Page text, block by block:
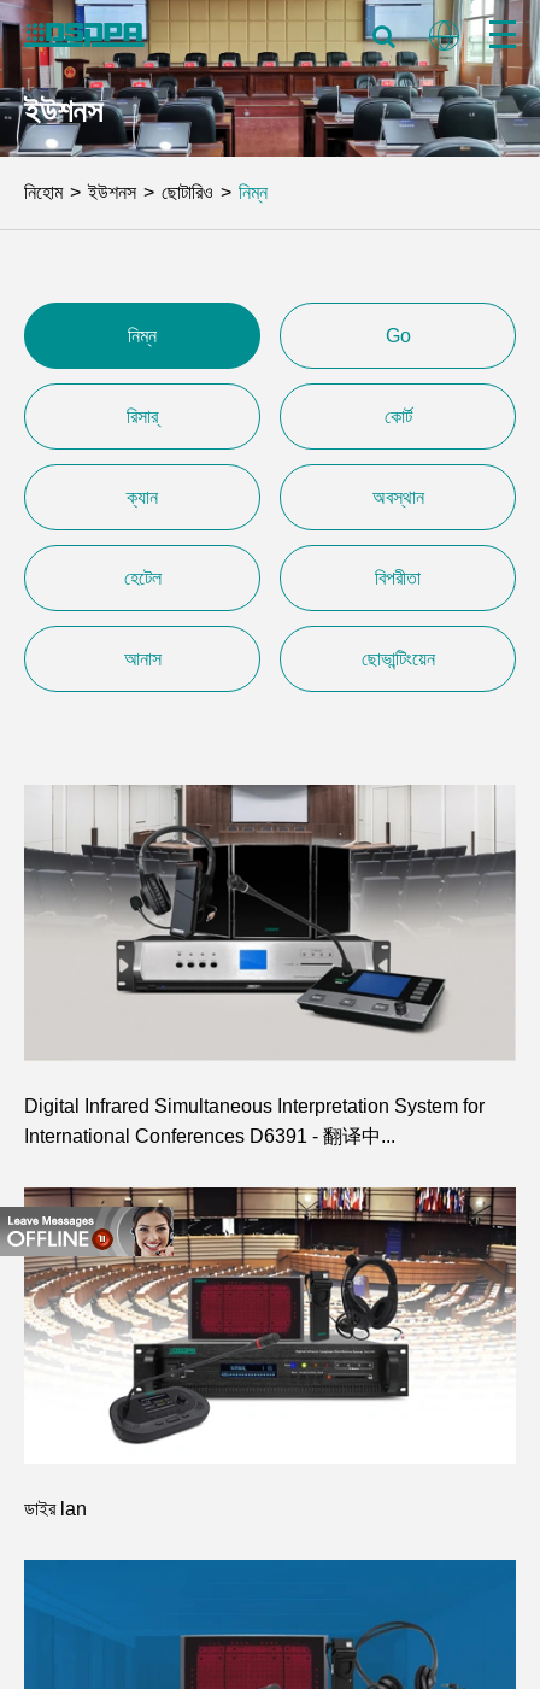
ইউশনস
নিহোম ইউশনস ছোটারিও নিম্ন
নিম্ন Go
রিসার্ কোর্ট
ক্যান অবস্থান
হেটেল বিপরীতা
আনাস ছোভান্টিংয়েন
Digital Infrared Simultaneous Interpretation System for
International Conferences D6391 - 翻译中...
ডাইর lan